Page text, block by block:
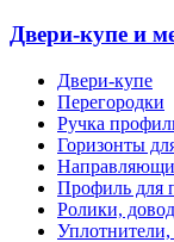
Двери-купе и
Двери-купе
Перегородки
Ручка
Горизонты
Профиль для
Ролики,
Уплотнители,